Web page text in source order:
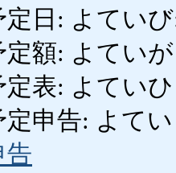
定日: よていび
定額: よていが
定表: よてい
定申告: よて
告